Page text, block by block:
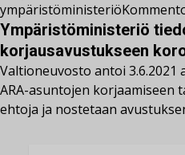
ympäristöministeriö
Ympäristöministeriö
korjausavustukseen
Valtioneuvosto antoi
ARA-asuntojen korjaamiseen
ehtoja ja nostetaan